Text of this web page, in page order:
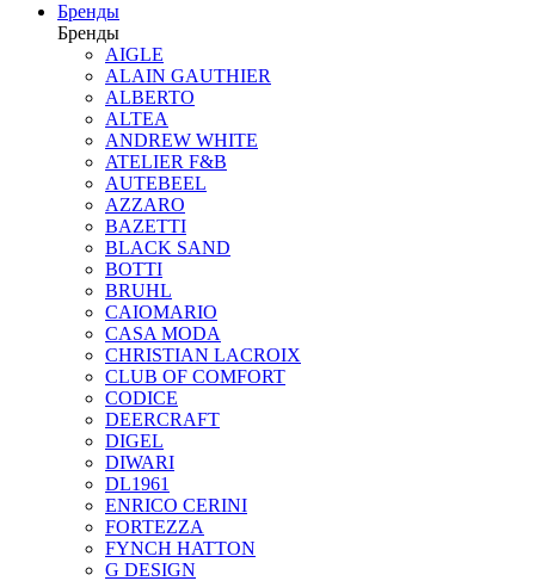
Бренды
Бренды
AIGLE
ALAIN GAUTHIER
ALBERTO
ALTEA
ANDREW WHITE
ATELIER F&B
AUTEBEEL
AZZARO
BAZETTI
BLACK SAND
BOTTI
BRUHL
CAIOMARIO
CASA MODA
CHRISTIAN LACROIX
CLUB OF COMFORT
CODICE
DEERCRAFT
DIGEL
DIWARI
DL1961
ENRICO CERINI
FORTEZZA
FYNCH HATTON
G DESIGN